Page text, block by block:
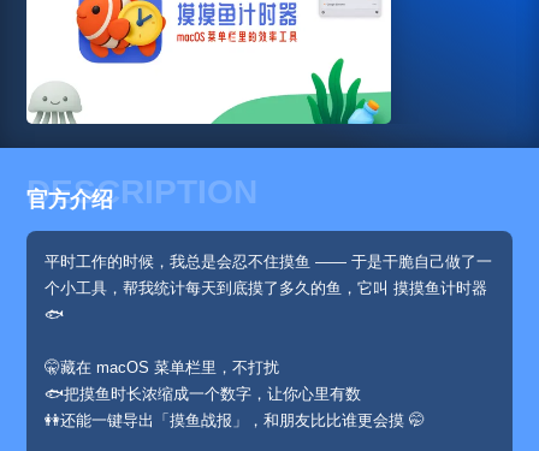
DESCRIPTION
官方介绍
平时工作的时候，我总是会忍不住摸鱼 —— 于是干脆自己做了一
个小工具，帮我统计每天到底摸了多久的鱼，它叫 摸摸鱼计时器
🐟
🤫藏在 macOS 菜单栏里，不打扰
🐟把摸鱼时长浓缩成一个数字，让你心里有数
👭还能一键导出「摸鱼战报」，和朋友比比谁更会摸 🤭